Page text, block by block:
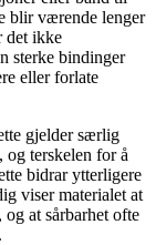
blir værende lenger
det ikke
sterke bindinger
eller forlate
gjelder særlig
og terskelen for å
bidrar ytterligere
viser materialet at
at sårbarhet ofte